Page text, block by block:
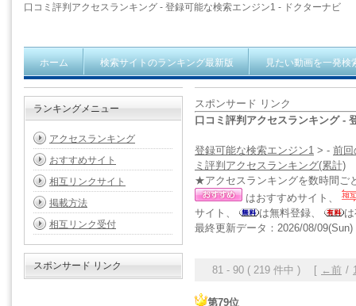
口コミ評判アクセスランキング - 登録可能な検索エンジン1 - ドクターナビ
ホーム 検索サイトのランキング最新版 見たい動画を一発検
スポンサード リンク
口コミ評判アクセスランキング -
登録可能な検索エンジン1 > - 前回
ミ評判アクセスランキング(累計)
★アクセスランキングを数時間ご
はおすすめサイト、
サイト、
は無料登録、
最終更新データ：2026/08/09(Sun)
81 - 90 ( 219 件中 ) [ ←前 /
第79位
ランキングメニュー
アクセスランキング
おすすめサイト
相互リンクサイト
掲載方法
相互リンク受付
スポンサード リンク